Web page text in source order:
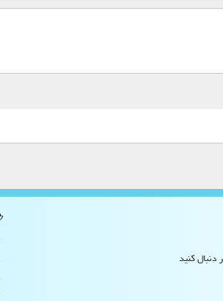
کنید